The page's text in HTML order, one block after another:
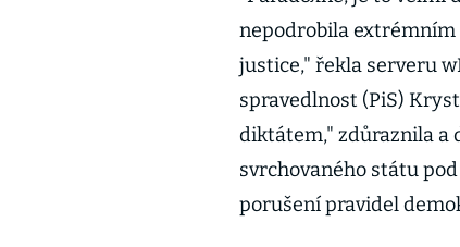
nepodrobila extrémním
justice," řekla serveru
spravedlnost (PiS)
diktátem," zdůraznila a
svrchovaného státu
porušení pravidel